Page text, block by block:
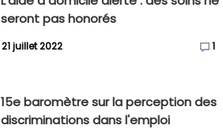
seront pas honorés
21 juillet 2022 1
15e baromètre sur la perception des
discriminations dans l'emploi